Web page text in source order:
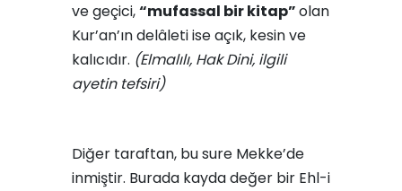
ve geçici,“mufassal bir kitap”olan
Kur’an’ın delâleti ise açık, kesin ve
kalıcıdır. (Elmalılı, Hak Dini, ilgili
ayetin tefsiri)
Diğer taraftan, bu sure Mekke’de
inmiştir. Burada kayda değer bir Ehl-i